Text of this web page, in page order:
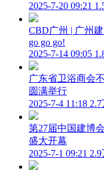
2025-7-20 09:21
CBD广州 | 广州
go go go!
2025-7-14 09:05
广东省卫浴商会
圆满举行
2025-7-4 11:18
第27届中国建博
盛大开幕
2025-7-1 09:21